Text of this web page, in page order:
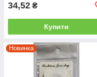
34,52 ₴
Купити
Новинка